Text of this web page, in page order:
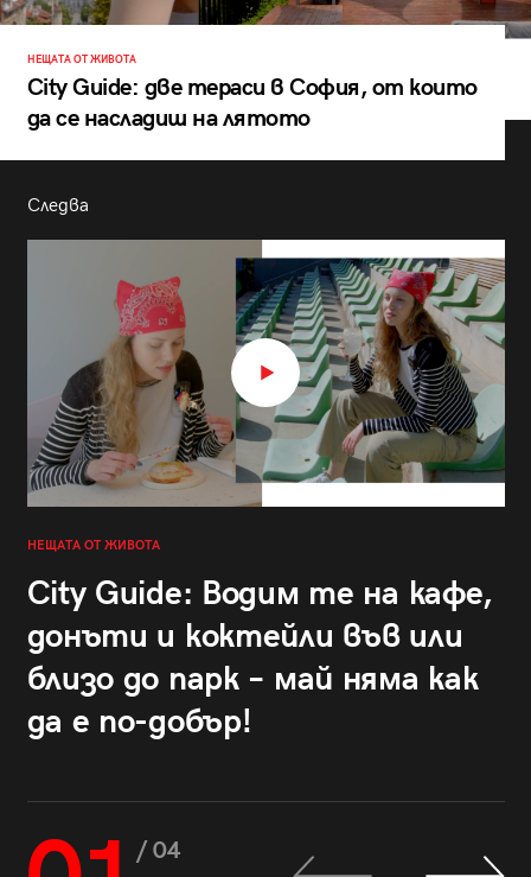
НЕЩАТА ОТ ЖИВОТА
City Guide: две тераси в София, от които
да се насладиш на лятото
Следва
НЕЩАТА ОТ ЖИВОТА
City Guide: Водим те на кафе,
донъти и коктейли във или
близо до парк – май няма как
да е по-добър!
/ 04